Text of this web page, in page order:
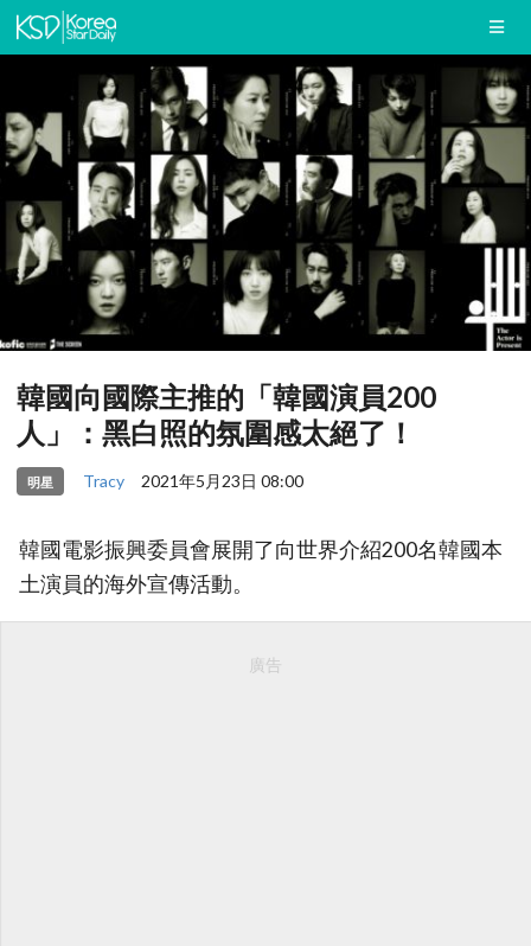
韓國向國際主推的「韓國演員200
人」：黑白照的氛圍感太絕了！
明星 Tracy 2021年5月23日 08:00
韓國電影振興委員會展開了向世界介紹200名韓國本
土演員的海外宣傳活動。
廣告